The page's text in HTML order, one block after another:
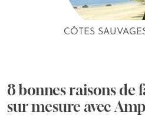
CÔTES
8 bonnes raisons de
sur mesure avec